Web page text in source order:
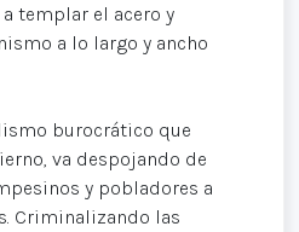
templar el acero y
a lo largo y ancho
burocrático que
va despojando de
y pobladores a
Criminalizando las